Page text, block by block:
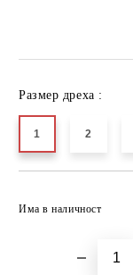
Размер дреха :
1 2
Има в наличност